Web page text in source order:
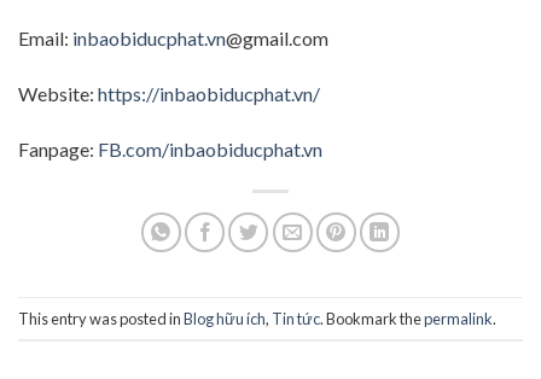
Email: inbaobiducphat.vn@gmail.com
Website: https://inbaobiducphat.vn/
Fanpage: FB.com/inbaobiducphat.vn
This entry was posted inBlog hữu ích, Tin tức. Bookmark thepermalink.